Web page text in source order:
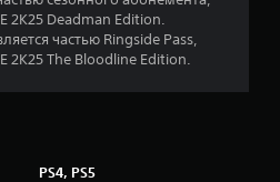
з
п
2K25 Deadman Edition.
частью Ringside Pass,
2K25 The Bloodline Edition.
PS4, PS5